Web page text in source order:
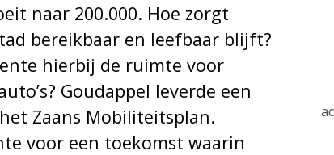
naar 200.000. Hoe zorgt
bereikbaar en leefbaar blijft?
hierbij de ruimte voor
Goudappel leverde een
Zaans Mobiliteitsplan.
voor een toekomst waarin